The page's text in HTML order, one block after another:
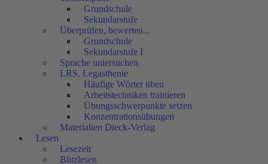
Grundschule
Sekundarstufe
Überprüfen, bewerten...
Grundschule
Sekundarstufe I
Sprache untersuchen
LRS, Legasthenie
Häufige Wörter üben
Arbeitstechniken trainieren
Übungsschwerpunkte setzen
Konzentrationsübungen
Materialien Dieck-Verlag
Lesen
Lesezeit
Blitzlesen